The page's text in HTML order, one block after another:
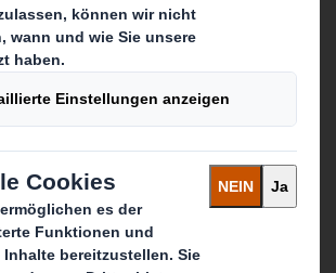
Verpackungen
& Point-of-Sale
um Verpackung & Display
Dienstleistungen
Papierprodukte